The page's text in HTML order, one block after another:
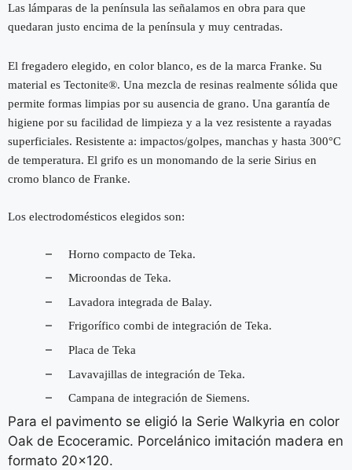
Las lámparas de la península las señalamos en obra para que
quedaran justo encima de la península y muy centradas.
El fregadero elegido, en color blanco, es de la marca Franke. Su
material es Tectonite®. Una mezcla de resinas realmente sólida que
permite formas limpias por su ausencia de grano. Una garantía de
higiene por su facilidad de limpieza y a la vez resistente a rayadas
superficiales. Resistente a: impactos/golpes, manchas y hasta 300°C
de temperatura. El grifo es un monomando de la serie Sirius en
cromo blanco de Franke.
Los electrodomésticos elegidos son:
– Horno compacto de Teka.
– Microondas de Teka.
– Lavadora integrada de Balay.
– Frigorífico combi de integración de Teka.
– Placa de Teka
– Lavavajillas de integración de Teka.
– Campana de integración de Siemens.
Para el pavimento se eligió la Serie Walkyria en color
Oak de Ecoceramic. Porcelánico imitación madera en
formato 20×120.